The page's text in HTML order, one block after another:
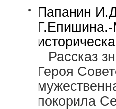
Папанин
Г.Епишина.-
Рассказ
Героя
покорила